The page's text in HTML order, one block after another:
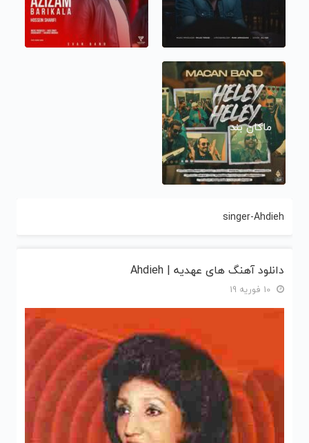
ماکان بند
singer-Ahdieh
دانلود آهنگ های عهدیه | Ahdieh